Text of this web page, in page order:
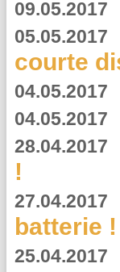
09.05.2017
05.05.2017
courte
04.05.2017
04.05.2017
28.04.2017
!
27.04.2017
batterie !
25.04.2017